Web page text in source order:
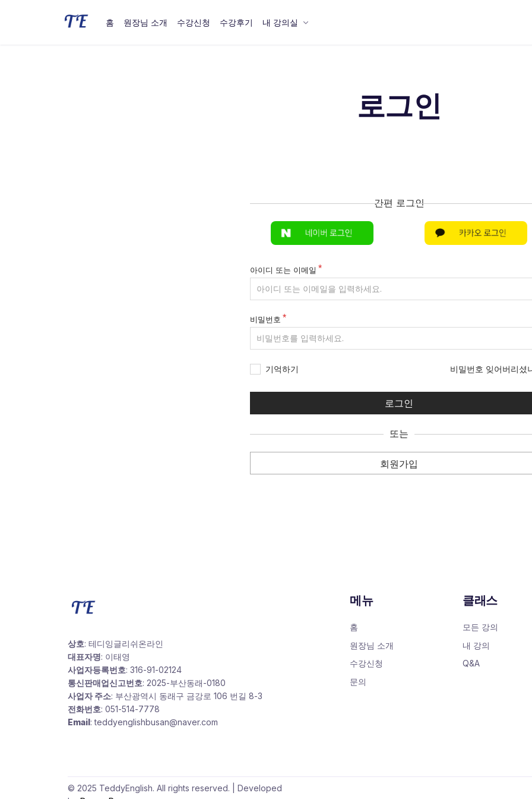
홈 원장님 소개 수강신청 수강후기 내 강의실
로그인
간편 로그인
아이디 또는 이메일
비밀번호
기억하기 비밀번호 잊어버리셨
또는
회원가입
상호: 테디잉글리쉬온라인
대표자명: 이태영
사업자등록번호: 316-91-02124
통신판매업신고번호: 2025-부산동래-0180
사업자 주소: 부산광역시 동래구 금강로 106 번길 8-3
전화번호: 051-514-7778
Email: teddyenglishbusan@naver.com
메뉴
홈
원장님 소개
수강신청
문의
클래스
모든 강의
내 강의
Q&A
© 2025 TeddyEnglish. All rights reserved. | Developed